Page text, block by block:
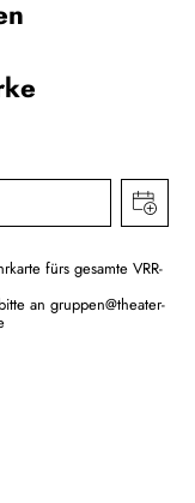
fürs gesamte VRR-
an gruppen@theater-